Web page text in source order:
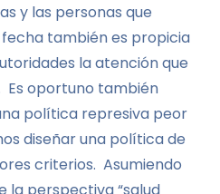
y las personas que
también es propicia
la atención que
oportuno también
política represiva peor
diseñar una política de
criterios. Asumiendo
la perspectiva “salud